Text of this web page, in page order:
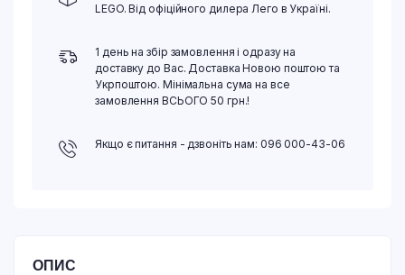
LEGO. Від офіційного дилера Лего в Україні.
1 день на збір замовлення і одразу на
доставку до Вас. Доставка Новою поштою та
Укрпоштою. Мінімальна сума на все
замовлення ВСЬОГО 50 грн.!
Якщо є питання - дзвоніть нам: 096 000-43-06
ОПИС